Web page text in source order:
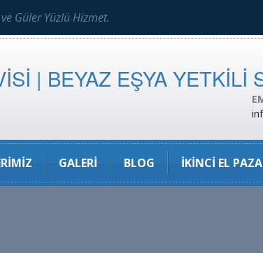
Güler Yüzlü Hizmet.
GALERI BLOG İKINCI EL